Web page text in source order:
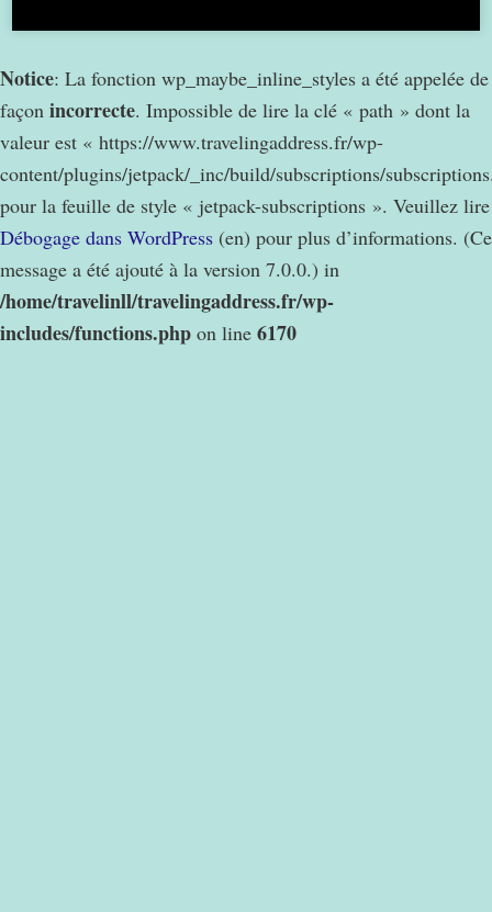
Notice: La fonction wp_maybe_inline_styles a été appelée de
façon incorrecte. Impossible de lire la clé « path » dont la
valeur est « https://www.travelingaddress.fr/wp-
content/plugins/jetpack/_inc/build/subscriptions/
pour la feuille de style « jetpack-subscriptions ». Veuillez lire
Débogage dans WordPress (en) pour plus d’informations. (Ce
message a été ajouté à la version 7.0.0.) in
/home/travelinll/travelingaddress.fr/wp-
includes/functions.php on line 6170